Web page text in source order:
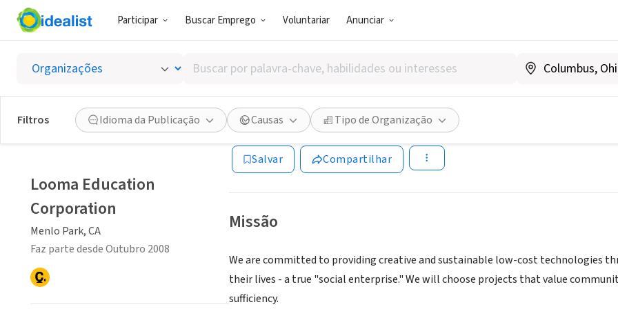
Participar Buscar Emprego Voluntariar Anunciar
Buscar
por
palavra-
chave,
habilidades
ou
interesses
Filtros Idioma da Publicação Causas Tipo de Organização
Looma Education Corporation
Menlo Park, CA looma.education
Salvar Compartilhar
Missão
We are committed to providing creative and sustainable low-cost technologies
their lives - a true "social enterprise." We will choose projects that value
sufficiency.
Looma Education
Corporation
Menlo Park, CA
Faz parte desde Outubro 2008